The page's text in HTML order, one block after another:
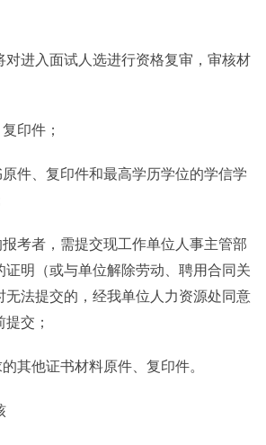
对进入面试人选进行资格复审，审核材
印件；
件、复印件和最高学历学位的学信学
考者，需提交现工作单位人事主管部
证明（或与单位解除劳动、聘用合同关
无法提交的，经我单位人力资源处同意
交；
其他证书材料原件、复印件。